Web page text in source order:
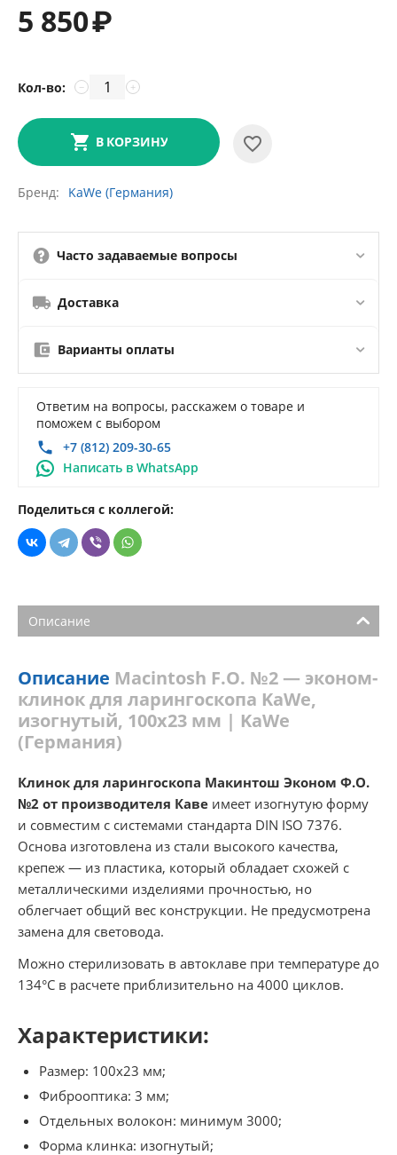
5 850₽
Кол-во: +
−
В КОРЗИНУ
Бренд KaWe (Германия)
Часто задаваемые вопросы
Доставка
Варианты оплаты
Ответим на вопросы, расскажем о товаре и
поможем с выбором
+7 (812) 209-30-65
Написать в WhatsApp
Поделиться с коллегой:
Описание
Описание Macintosh F.O. №2 — эконом-
клинок для ларингоскопа KaWe,
изогнутый, 100х23 мм | KaWe
(Германия)
Клинок для ларингоскопа Макинтош Эконом Ф.О.
№2 от производителя Каве имеет изогнутую форму
и совместим с системами стандарта DIN ISO 7376.
Основа изготовлена из стали высокого качества,
крепеж — из пластика, который обладает схожей с
металлическими изделиями прочностью, но
облегчает общий вес конструкции. Не предусмотрена
замена для световода.
Можно стерилизовать в автоклаве при температуре до
134°С в расчете приблизительно на 4000 циклов.
Характеристики:
Размер: 100х23 мм;
Фиброоптика: 3 мм;
Отдельных волокон: минимум 3000;
Форма клинка: изогнутый;